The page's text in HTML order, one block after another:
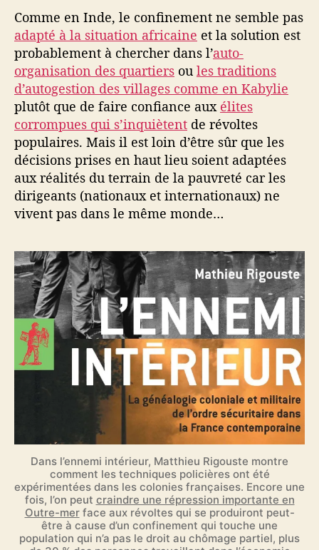
t
s
Comme en Inde, le confinement ne semble pas
adapté à la situation africaine et la solution est
probablement à chercher dans l’auto-
organisation des quartiers ou les traditions
d’autogestion des villages comme en Kabylie
plutôt que de faire confiance aux élites
corrompues qui s’inquiètent de révoltes
populaires. Mais il est loin d’être sûr que les
décisions prises en haut lieu soient adaptées
aux réalités du terrain de la pauvreté car les
dirigeants (nationaux et internationaux) ne
vivent pas dans le même monde…
Dans l’ennemi intérieur, Matthieu Rigouste montre
comment les techniques policières ont été
expérimentées dans les colonies françaises. Encore une
fois, l’on peut craindre une répression importante en
Outre-merface aux révoltes qui se produiront peut-
être à cause d’un confinement qui touche une
population qui n’a pas le droit au chômage partiel, plus